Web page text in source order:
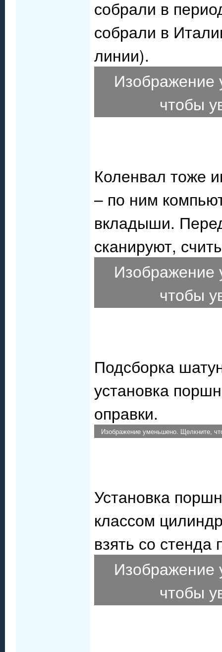
собрали в
собрали в
линии).
чтобы
Коленвал тоже
– по ним
вкладыши.
сканируют,
чтобы
Подсборка
установка
оправки.
Изображение уменьшено. Щелкните,
Установка
классом
взять со
чтобы